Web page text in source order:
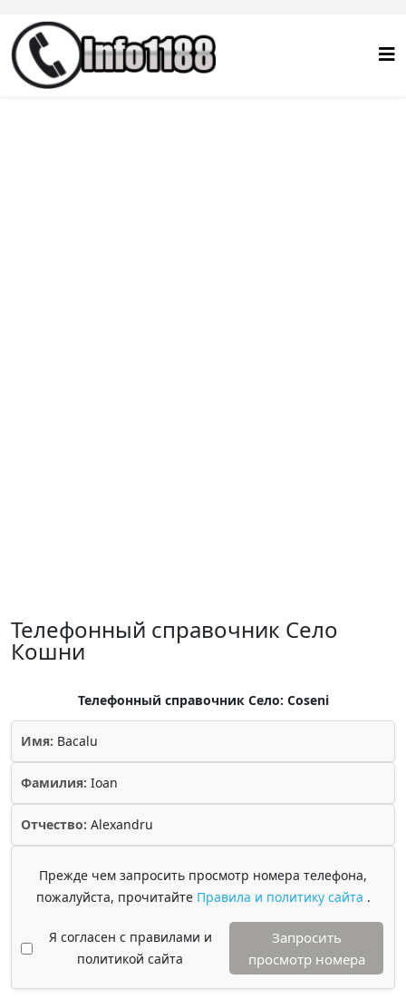
Телефонный справочник Село
Кошни
Телефонный справочник Село: Coseni
Имя: Bacalu
Фамилия: Ioan
Отчество: Alexandru
Прежде чем запросить просмотр номера телефона,
пожалуйста, прочитайте Правила и политику сайта .
Я согласен с правилами и
политикой сайта
Запросить
просмотр номера